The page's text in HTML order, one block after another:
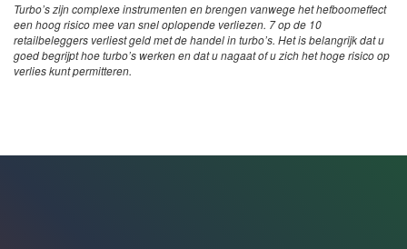
Turbo’s zijn complexe instrumenten en brengen vanwege het hefboomeffect
een hoog risico mee van snel oplopende verliezen. 7 op de 10
retailbeleggers verliest geld met de handel in turbo’s. Het is belangrijk dat u
goed begrijpt hoe turbo’s werken en dat u nagaat of u zich het hoge risico op
verlies kunt permitteren.